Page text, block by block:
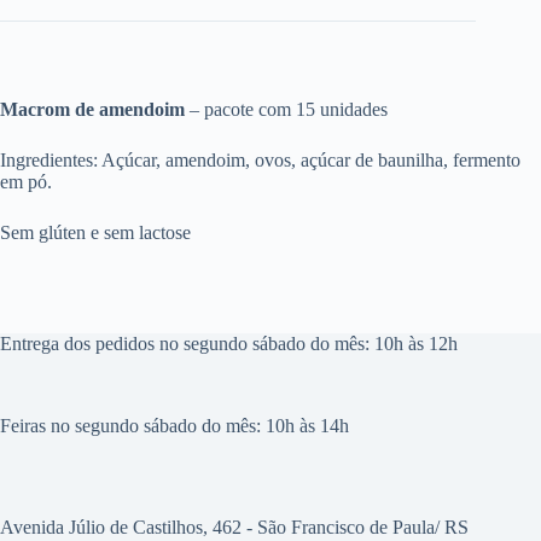
Macrom de amendoim – pacote com 15 unidades
Ingredientes: Açúcar, amendoim, ovos, açúcar de baunilha, fermento
em pó.
Sem glúten e sem lactose
Entrega dos pedidos no segundo sábado do mês: 10h às 12h
Feiras no segundo sábado do mês: 10h às 14h
Avenida Júlio de Castilhos, 462 - São Francisco de Paula/ RS